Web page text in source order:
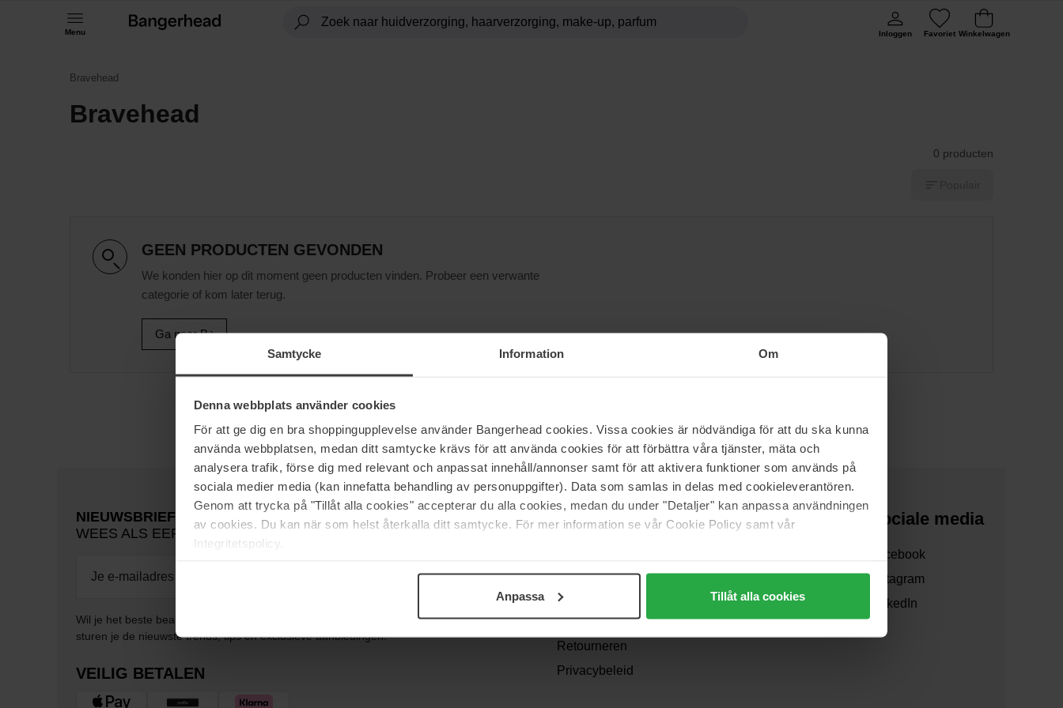
Samtycke Information Om
Denna webbplats använder cookies
För att ge dig en bra shoppingupplevelse använder Bangerhead cookies. Vissa cookies är nödvändiga för att du ska kunna
använda webbplatsen, medan ditt samtycke krävs för att använda cookies för att förbättra våra tjänster, mäta och
analysera trafik, förse dig med relevant och anpassat innehåll/annonser samt för att aktivera funktioner som används på
sociala medier media (kan innefatta behandling av personuppgifter). Data som samlas in delas med cookieleverantören.
Genom att trycka på "Tillåt alla cookies" accepterar du alla cookies, medan du under "Detaljer" kan anpassa användningen
av cookies. Du kan när som helst återkalla ditt samtycke. För mer information se vår Cookie Policy samt vår
Integritetspolicy.
Anpassa Tillåt alla cookies
Menu Inloggen Favoriet Winkelwagen
Bravehead
Bravehead
0 producten
GEEN PRODUCTEN GEVONDEN
We konden hier op dit moment geen producten vinden. Probeer een verwante
categorie of kom later terug.
Ga naar B
NIEUWSBRIEF
WEES ALS EERSTE OP DE HOOGTE
Wil je het beste beauty-nieuws direct in je inbox ontvangen? We
sturen je de nieuwste trends, tips en exclusieve aanbiedingen!
VEILIG BETALEN
Support
Veelgestelde vragen
Algemene
voorwaarden
Retourneren
Privacybeleid
Over ons
Verzending
Sociale media
Facebook
Instagram
LinkedIn